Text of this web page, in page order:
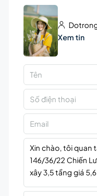
Xem tin